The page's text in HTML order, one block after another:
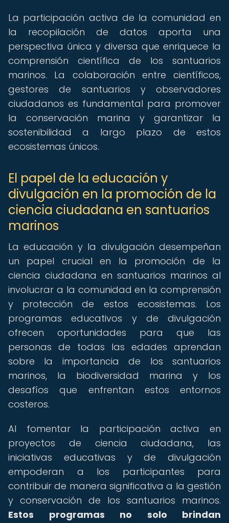
La participación activa de la comunidad en
la recopilación de datos aporta una
perspectiva única y diversa que enriquece la
comprensión científica de los santuarios
marinos. La colaboración entre científicos,
gestores de santuarios y observadores
ciudadanos es fundamental para promover
la conservación marina y garantizar la
sostenibilidad a largo plazo de estos
ecosistemas únicos.
El papel de la educación y
divulgación en la promoción de la
ciencia ciudadana en santuarios
marinos
La educación y la divulgación desempeñan
un papel crucial en la promoción de la
ciencia ciudadana en santuarios marinos al
involucrar a la comunidad en la comprensión
y protección de estos ecosistemas. Los
programas educativos y de divulgación
ofrecen oportunidades para que las
personas de todas las edades aprendan
sobre la importancia de los santuarios
marinos, la biodiversidad marina y los
desafíos que enfrentan estos entornos
costeros.
Al fomentar la participación activa en
proyectos de ciencia ciudadana, las
iniciativas educativas y de divulgación
empoderan a los participantes para
contribuir de manera significativa a la gestión
y conservación de los santuarios marinos.
Estos programas no solo brindan